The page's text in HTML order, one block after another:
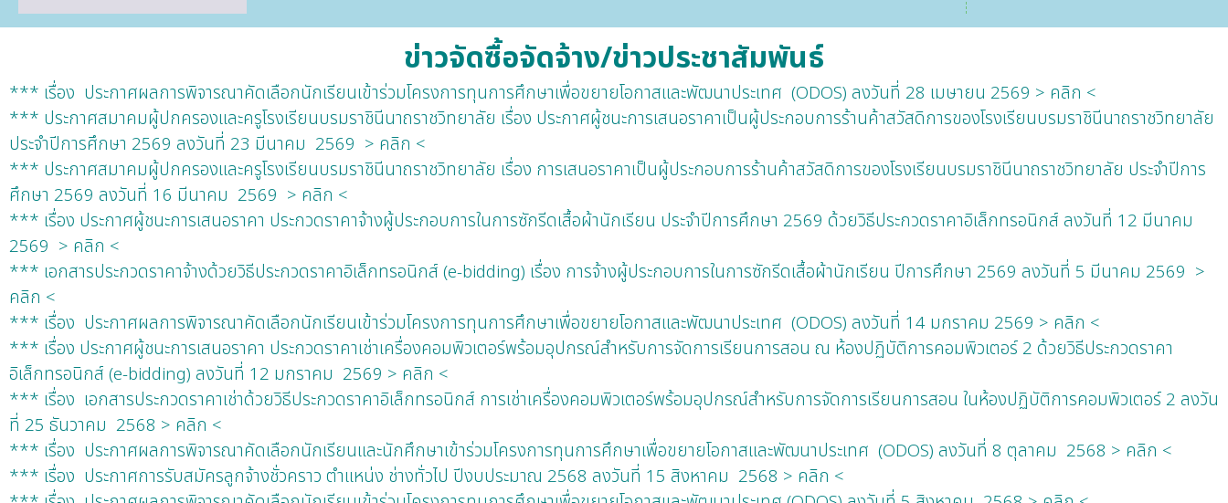
ข่าวจัดซื้อจัดจ้าง/ข่าวประชาสัมพันธ์
*** เรื่อง ประกาศผลการพิจารณาคัดเลือกนักเรียนเข้าร่วมโครงการทุนการศึกษาเพื่อขยายโอกาสและพัฒนาประเทศ (ODOS) ลงวันที่ 28 เมษายน 2569 > คลิก <
*** ประกาศสมาคมผู้ปกครองและครูโรงเรียนบรมราชินีนาถราชวิทยาลัย เรื่อง ประกาศผู้ชนะการเสนอราคาเป็นผู้ประกอบการร้านค้าสวัสดิการของโรงเรียนบรมราชินีนาถราชวิทยาลัย
ประจำปีการศึกษา 2569 ลงวันที่ 23 มีนาคม 2569 > คลิก <
*** ประกาศสมาคมผู้ปกครองและครูโรงเรียนบรมราชินีนาถราชวิทยาลัย เรื่อง การเสนอราคาเป็นผู้ประกอบการร้านค้าสวัสดิการของโรงเรียนบรมราชินีนาถราชวิทยาลัย ประจำปีการ
ศึกษา 2569 ลงวันที่ 16 มีนาคม 2569 > คลิก <
*** เรื่อง ประกาศผู้ชนะการเสนอราคา ประกวดราคาจ้างผู้ประกอบการในการซักรีดเสื้อผ้านักเรียน ประจำปีการศึกษา 2569 ด้วยวิธีประกวดราคาอิเล็กทรอนิกส์ ลงวันที่ 12 มีนาคม
2569 > คลิก <
*** เอกสารประกวดราคาจ้างด้วยวิธีประกวดราคาอิเล็กทรอนิกส์ (e-bidding) เรื่อง การจ้างผู้ประกอบการในการซักรีดเสื้อผ้านักเรียน ปีการศึกษา 2569 ลงวันที่ 5 มีนาคม 2569 >
คลิก <
*** เรื่อง ประกาศผลการพิจารณาคัดเลือกนักเรียนเข้าร่วมโครงการทุนการศึกษาเพื่อขยายโอกาสและพัฒนาประเทศ (ODOS) ลงวันที่ 14 มกราคม 2569 > คลิก <
*** เรื่อง ประกาศผู้ชนะการเสนอราคา ประกวดราคาเช่าเครื่องคอมพิวเตอร์พร้อมอุปกรณ์สำหรับการจัดการเรียนการสอน ณ ห้องปฏิบัติการคอมพิวเตอร์ 2 ด้วยวิธีประกวดราคา
อิเล็กทรอนิกส์ (e-bidding) ลงวันที่ 12 มกราคม 2569 > คลิก <
*** เรื่อง เอกสารประกวดราคาเช่าด้วยวิธีประกวดราคาอิเล็กทรอนิกส์ การเช่าเครื่องคอมพิวเตอร์พร้อมอุปกรณ์สำหรับการจัดการเรียนการสอน ในห้องปฏิบัติการคอมพิวเตอร์ 2 ลงวัน
ที่ 25 ธันวาคม 2568 > คลิก <
*** เรื่อง ประกาศผลการพิจารณาคัดเลือกนักเรียนและนักศึกษาเข้าร่วมโครงการทุนการศึกษาเพื่อขยายโอกาสและพัฒนาประเทศ (ODOS) ลงวันที่ 8 ตุลาคม 2568 > คลิก <
*** เรื่อง ประกาศการรับสมัครลูกจ้างชั่วคราว ตําแหน่ง ช่างทั่วไป ปีงบประมาณ 2568 ลงวันที่ 15 สิงหาคม 2568 > คลิก <